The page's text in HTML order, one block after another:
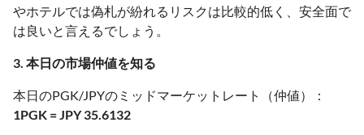
やホテルでは偽札が紛れるリスクは比較的低く、安全面で
は良いと言えるでしょう。
3. 本日の市場仲値を知る
本日のPGK/JPYのミッドマーケットレート（仲値）：
1PGK = JPY 35.6132